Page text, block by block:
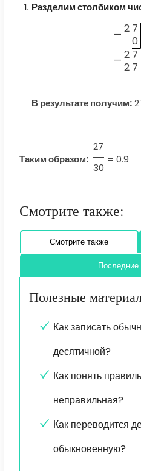
Разделим столбиком
— 2 7
0
— 2 7
2 7
В результате получим:
Таким образом:
27
30
= 0.9
Смотрите также:
Смотрите также
Полезные
Как записать
десятичной?
Как понять
неправильная?
Как переводится
обыкновенную?